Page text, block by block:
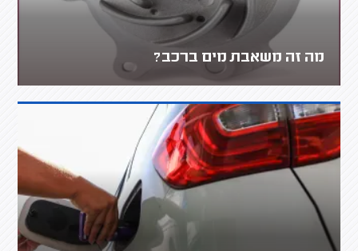
מה זה משאבת מים ברכב?